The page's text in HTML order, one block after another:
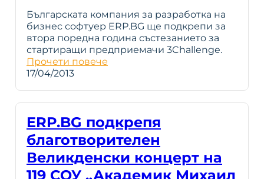
Българската компания за разработка на
бизнес софтуер ERP.BG ще подкрепи за
втора поредна година състезанието за
стартиращи предприемачи 3Challenge.
Прочети повече
17/04/2013
ERP.BG подкрепя
благотворителен
Великденски концерт на
119 СОУ „Академик Михаил